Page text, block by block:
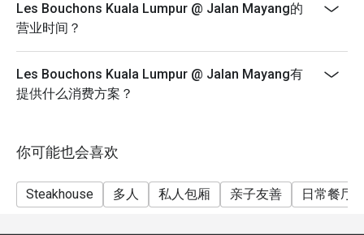
Les Bouchons Kuala Lumpur @ Jalan Mayang的
营业时间？
Les Bouchons Kuala Lumpur @ Jalan Mayang有
提供什么消费方案？
你可能也会喜欢
Steakhouse 多人 私人包厢 亲子友善 日常餐厅